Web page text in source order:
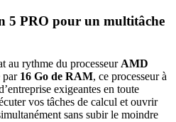
5 PRO pour un multitâche
au rythme du processeur AMD
par 16 Go de RAM, ce processeur à
exigeantes en toute
vos tâches de calcul et ouvrir
sans subir le moindre